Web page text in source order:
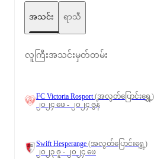
အသင်း ရာသီ
လူကြီးအသင်းမှတ်တမ်း
FC Victoria Rosport(အလွတ်ပြောင်းရွှေ့)
၂၀၂၄ ဖေ - ၂၀၂၄ ဇွန်
Swift Hesperange (အလွတ်ပြောင်းရွှေ့)
၂၀၂၃ ဇူ - ၂၀၂၄ ဖေ